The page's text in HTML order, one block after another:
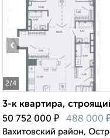
2/4
‹
3-к квартира,
50 752 000 ₽ 488 000
Вахитовский район,